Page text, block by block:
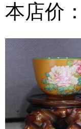
本店价：